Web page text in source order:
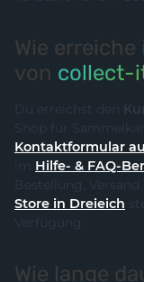
Wie
von collect-
Du erreichst den
Kontaktformular
im Hilfe- & FAQ-
Bestellung,
Store in Dreieich
Verfügung.
Wie lange